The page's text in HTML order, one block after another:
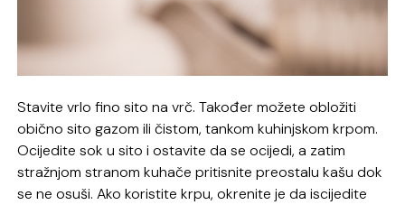
Stavite vrlo fino sito na vrč. Također možete obložiti
obično sito gazom ili čistom, tankom kuhinjskom krpom.
Ocijedite sok u sito i ostavite da se ocijedi, a zatim
stražnjom stranom kuhače pritisnite preostalu kašu dok
se ne osuši. Ako koristite krpu, okrenite je da iscijedite